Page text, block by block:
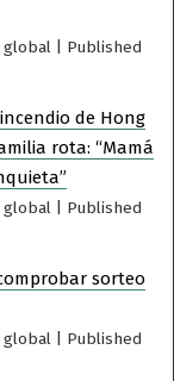
global
Published
de Hong
rota: “Mamá
global
Published
sorteo
global
Published